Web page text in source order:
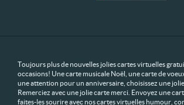
Toujours plus de nouvelles jolies cartes virtuelles
occasions! Une carte musicale Noël, une carte de
une attention pour un anniversaire, choisissez une
Remerciez avec une jolie carte merci. Envoyez une
faites-les sourire avec nos cartes virtuelles humour,